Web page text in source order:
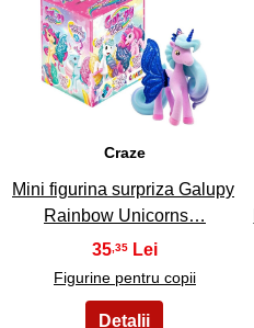
15
Craze
Mini figurina surpriza Galupy
Rainbow Unicorns…
35,35
Figurine pentru copii